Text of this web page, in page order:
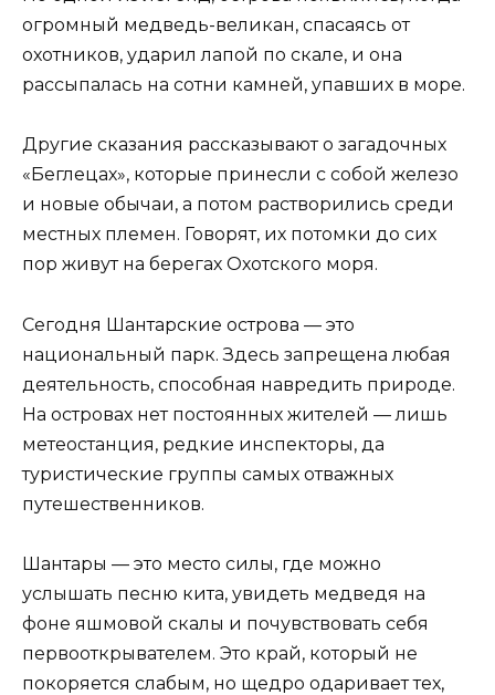
огромный медведь-великан, спасаясь от
охотников, ударил лапой по скале, и она
рассыпалась на сотни камней, упавших в море.
Другие сказания рассказывают о загадочных
«Беглецах», которые принесли с собой железо
и новые обычаи, а потом растворились среди
местных племен. Говорят, их потомки до сих
пор живут на берегах Охотского моря.
Сегодня Шантарские острова — это
национальный парк. Здесь запрещена любая
деятельность, способная навредить природе.
На островах нет постоянных жителей — лишь
метеостанция, редкие инспекторы, да
туристические группы самых отважных
путешественников.
Шантары — это место силы, где можно
услышать песню кита, увидеть медведя на
фоне яшмовой скалы и почувствовать себя
первооткрывателем. Это край, который не
покоряется слабым, но щедро одаривает тех,